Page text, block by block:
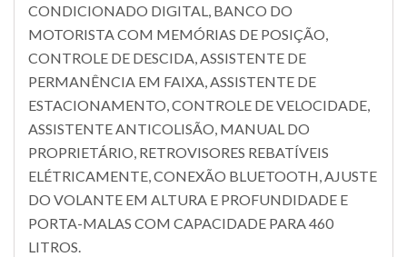
CONDICIONADO DIGITAL, BANCO DO
MOTORISTA COM MEMÓRIAS DE POSIÇÃO,
CONTROLE DE DESCIDA, ASSISTENTE DE
PERMANÊNCIA EM FAIXA, ASSISTENTE DE
ESTACIONAMENTO, CONTROLE DE VELOCIDADE,
ASSISTENTE ANTICOLISÃO, MANUAL DO
PROPRIETÁRIO, RETROVISORES REBATÍVEIS
ELÉTRICAMENTE, CONEXÃO BLUETOOTH, AJUSTE
DO VOLANTE EM ALTURA E PROFUNDIDADE E
PORTA-MALAS COM CAPACIDADE PARA 460
LITROS.